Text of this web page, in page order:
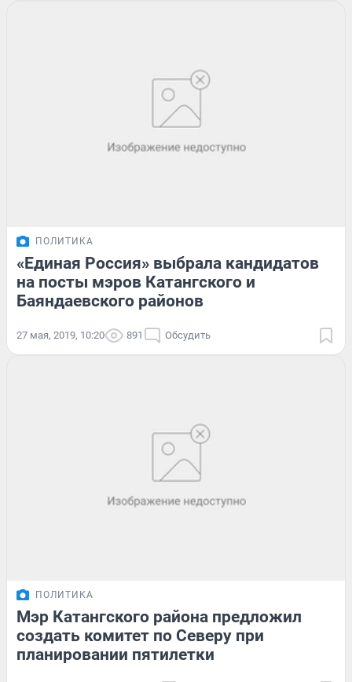
ПОЛИТИКА
«Единая Россия» выбрала кандидатов
на посты мэров Катангского и
Баяндаевского районов
27 мая, 2019, 10:20 891 Обсудить
ПОЛИТИКА
Мэр Катангского района предложил
создать комитет по Северу при
планировании пятилетки